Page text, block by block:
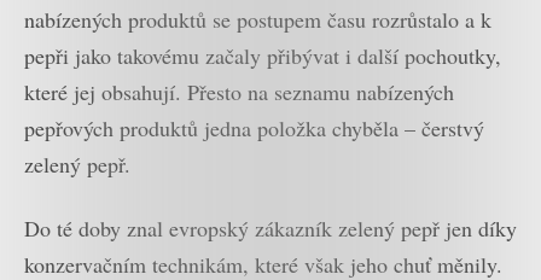
nabízených produktů se postupem času rozrůstalo a k
pepři jako takovému začaly přibývat i další pochoutky,
které jej obsahují. Přesto na seznamu nabízených
pepřových produktů jedna položka chyběla – čerstvý
zelený pepř.
Do té doby znal evropský zákazník zelený pepř jen díky
konzervačním technikám, které však jeho chuť měnily.